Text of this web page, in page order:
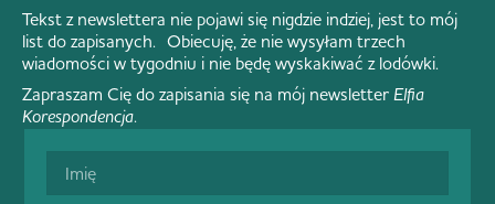
Tekst z newslettera nie pojawi się nigdzie indziej, jest to mój
list do zapisanych. Obiecuję, że nie wysyłam trzech
wiadomości w tygodniu i nie będę wyskakiwać z lodówki.
Zapraszam Cię do zapisania się na mój newsletter Elfia
Korespondencja.